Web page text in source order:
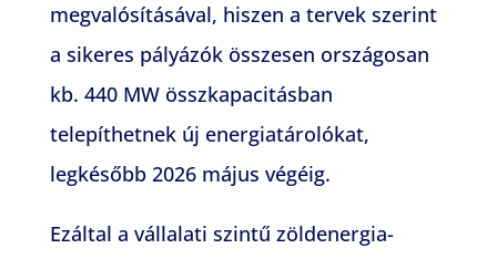
megvalósításával, hiszen a tervek szerint
a sikeres pályázók összesen országosan
kb. 440 MW összkapacitásban
telepíthetnek új energiatárolókat,
legkésőbb 2026 május végéig.
Ezáltal a vállalati szintű zöldenergia-